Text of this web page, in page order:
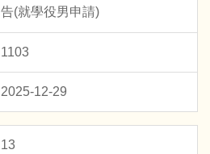
告(就學役男申請)
1103
2025-12-29
13